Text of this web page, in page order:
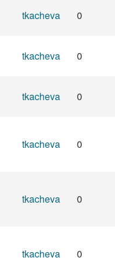
tkacheva 0
tkacheva 0
tkacheva 0
tkacheva 0
tkacheva 0
tkacheva 0